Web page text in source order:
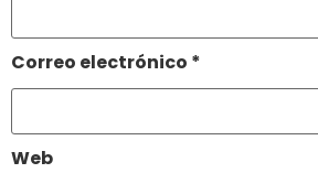
Correo electrónico *
Web